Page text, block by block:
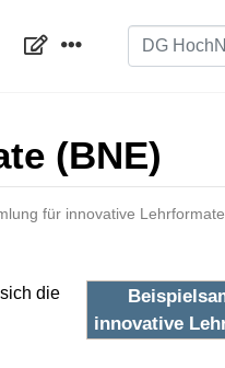
(BNE)
für innovative
innovative
die